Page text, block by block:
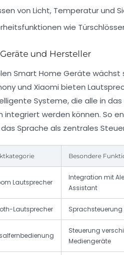
von Licht, Temperatur und
wie
und Hersteller
Smart Home Geräte wächst
und Xiaomi bieten
Systeme, die alle in das
integriert werden können. So
Sprache als zentrales
Besondere
Lautsprecher
Integration mit
Assistant
Lautsprecher
Steuerung
Mediengeräte